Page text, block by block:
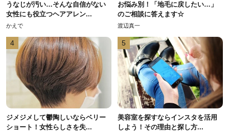
うなじが汚い…そんな自信がない
女性にも役立つヘアアレン...
かえで
お悩み別！「地毛に戻したい…」
のご相談に答えます☆
渡辺真一
4
ジメジメして鬱陶しいならベリー
ショート！女性らしさを失...
5
美容室を探すならインスタを活用
しよう！その理由と探し方...